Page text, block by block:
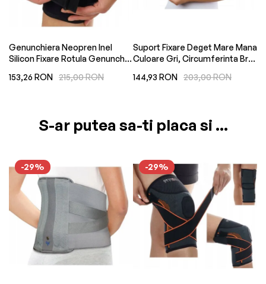
Genunchiera Neopren Inel
Silicon Fixare Rotula Genunchi
153,26 RON 215,00 RON
Suport Fixare Deget Mare Mana
Culoare Gri, Circumferinta Brat
144,93 RON 203,00 RON
S-ar putea sa-ti placa si ...
-29% -29%